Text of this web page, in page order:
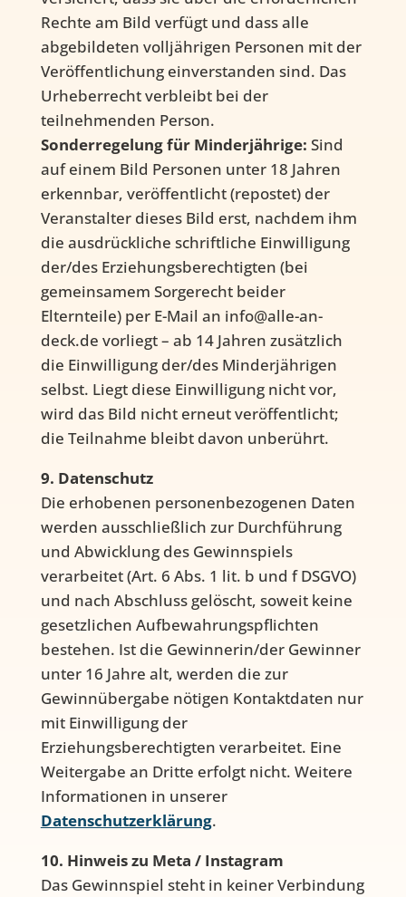
Rechte am Bild verfügt und dass alle
abgebildeten volljährigen Personen mit der
Veröffentlichung einverstanden sind. Das
Urheberrecht verbleibt bei der
teilnehmenden Person.
Sonderregelung für Minderjährige: Sind
auf einem Bild Personen unter 18 Jahren
erkennbar, veröffentlicht (repostet) der
Veranstalter dieses Bild erst, nachdem ihm
die ausdrückliche schriftliche Einwilligung
der/des Erziehungsberechtigten (bei
gemeinsamem Sorgerecht beider
Elternteile) per E-Mail an info@alle-an-
deck.de vorliegt – ab 14 Jahren zusätzlich
die Einwilligung der/des Minderjährigen
selbst. Liegt diese Einwilligung nicht vor,
wird das Bild nicht erneut veröffentlicht;
die Teilnahme bleibt davon unberührt.
9. Datenschutz
Die erhobenen personenbezogenen Daten
werden ausschließlich zur Durchführung
und Abwicklung des Gewinnspiels
verarbeitet (Art. 6 Abs. 1 lit. b und f DSGVO)
und nach Abschluss gelöscht, soweit keine
gesetzlichen Aufbewahrungspflichten
bestehen. Ist die Gewinnerin/der Gewinner
unter 16 Jahre alt, werden die zur
Gewinnübergabe nötigen Kontaktdaten nur
mit Einwilligung der
Erziehungsberechtigten verarbeitet. Eine
Weitergabe an Dritte erfolgt nicht. Weitere
Informationen in unserer
Datenschutzerklärung.
10. Hinweis zu Meta / Instagram
Das Gewinnspiel steht in keiner Verbindung